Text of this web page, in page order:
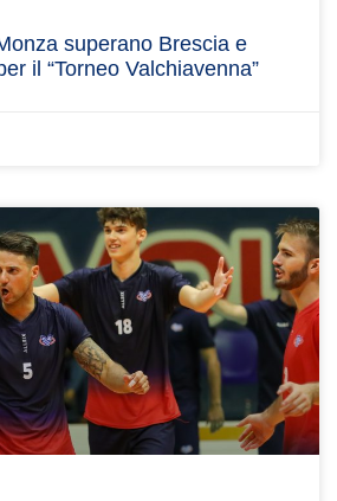
superano Brescia e
il “Torneo Valchiavenna”